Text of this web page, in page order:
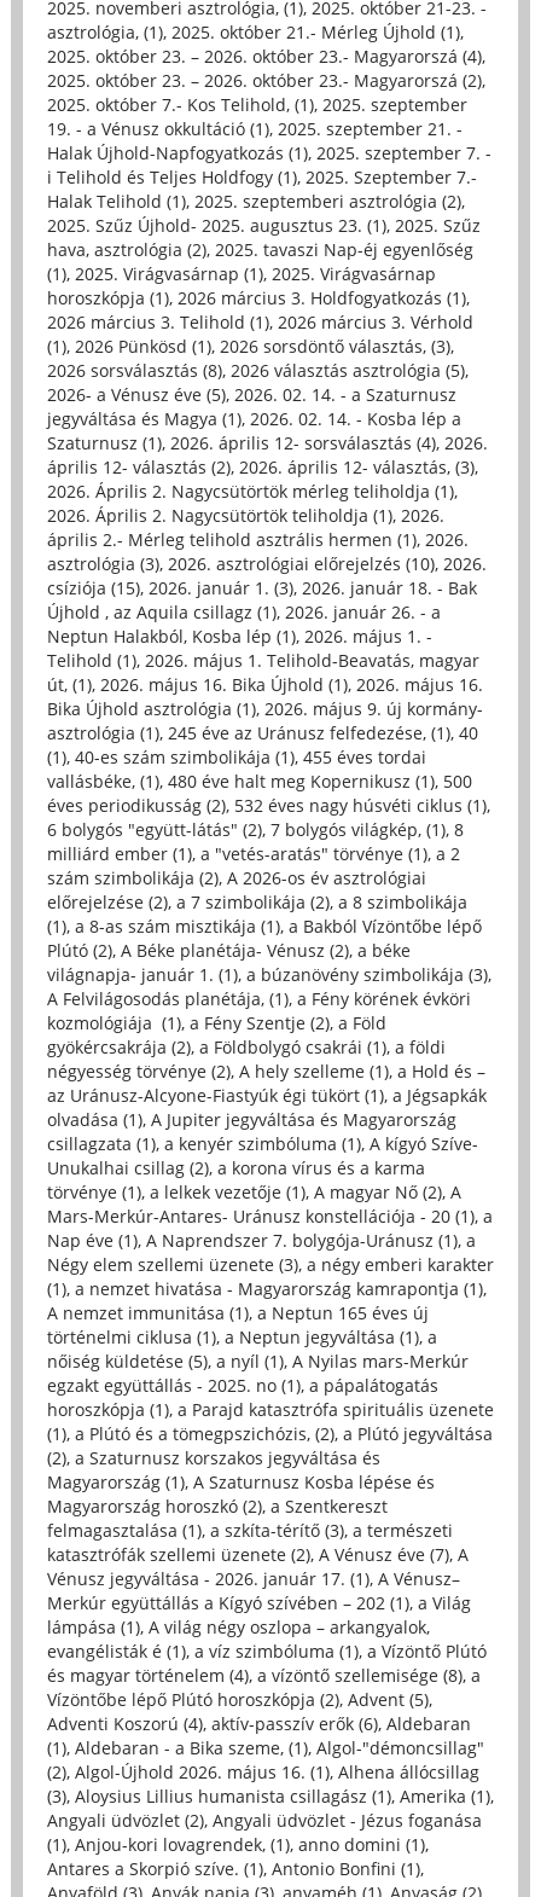
2025. novemberi asztrológia, (1), 2025. október 21-23. -
asztrológia, (1), 2025. október 21.- Mérleg Újhold (1),
2025. október 23. – 2026. október 23.- Magyarorszá (4),
2025. október 23. – 2026. október 23.- Magyarorszá (2),
2025. október 7.- Kos Telihold, (1), 2025. szeptember
19. - a Vénusz okkultáció (1), 2025. szeptember 21. -
Halak Újhold-Napfogyatkozás (1), 2025. szeptember 7. -
i Telihold és Teljes Holdfogy (1), 2025. Szeptember 7.-
Halak Telihold (1), 2025. szeptemberi asztrológia (2),
2025. Szűz Újhold- 2025. augusztus 23. (1), 2025. Szűz
hava, asztrológia (2), 2025. tavaszi Nap-éj egyenlőség
(1), 2025. Virágvasárnap (1), 2025. Virágvasárnap
horoszkópja (1), 2026 március 3. Holdfogyatkozás (1),
2026 március 3. Telihold (1), 2026 március 3. Vérhold
(1), 2026 Pünkösd (1), 2026 sorsdöntő választás, (3),
2026 sorsválasztás (8), 2026 választás asztrológia (5),
2026- a Vénusz éve (5), 2026. 02. 14. - a Szaturnusz
jegyváltása és Magya (1), 2026. 02. 14. - Kosba lép a
Szaturnusz (1), 2026. április 12- sorsválasztás (4), 2026.
április 12- választás (2), 2026. április 12- választás, (3),
2026. Április 2. Nagycsütörtök mérleg teliholdja (1),
2026. Április 2. Nagycsütörtök teliholdja (1), 2026.
április 2.- Mérleg telihold asztrális hermen (1), 2026.
asztrológia (3), 2026. asztrológiai előrejelzés (10), 2026.
csíziója (15), 2026. január 1. (3), 2026. január 18. - Bak
Újhold , az Aquila csillagz (1), 2026. január 26. - a
Neptun Halakból, Kosba lép (1), 2026. május 1. -
Telihold (1), 2026. május 1. Telihold-Beavatás, magyar
út, (1), 2026. május 16. Bika Újhold (1), 2026. május 16.
Bika Újhold asztrológia (1), 2026. május 9. új kormány-
asztrológia (1), 245 éve az Uránusz felfedezése, (1), 40
(1), 40-es szám szimbolikája (1), 455 éves tordai
vallásbéke, (1), 480 éve halt meg Kopernikusz (1), 500
éves periodikusság (2), 532 éves nagy húsvéti ciklus (1),
6 bolygós "együtt-látás" (2), 7 bolygós világkép, (1), 8
milliárd ember (1), a "vetés-aratás" törvénye (1), a 2
szám szimbolikája (2), A 2026-os év asztrológiai
előrejelzése (2), a 7 szimbolikája (2), a 8 szimbolikája
(1), a 8-as szám misztikája (1), a Bakból Vízöntőbe lépő
Plútó (2), A Béke planétája- Vénusz (2), a béke
világnapja- január 1. (1), a búzanövény szimbolikája (3),
A Felvilágosodás planétája, (1), a Fény körének évköri
kozmológiája (1), a Fény Szentje (2), a Föld
gyökércsakrája (2), a Földbolygó csakrái (1), a földi
négyesség törvénye (2), A hely szelleme (1), a Hold és –
az Uránusz-Alcyone-Fiastyúk égi tükört (1), a Jégsapkák
olvadása (1), A Jupiter jegyváltása és Magyarország
csillagzata (1), a kenyér szimbóluma (1), A kígyó Szíve-
Unukalhai csillag (2), a korona vírus és a karma
törvénye (1), a lelkek vezetője (1), A magyar Nő (2), A
Mars-Merkúr-Antares- Uránusz konstellációja - 20 (1), a
Nap éve (1), A Naprendszer 7. bolygója-Uránusz (1), a
Négy elem szellemi üzenete (3), a négy emberi karakter
(1), a nemzet hivatása - Magyarország kamrapontja (1),
A nemzet immunitása (1), a Neptun 165 éves új
történelmi ciklusa (1), a Neptun jegyváltása (1), a
nőiség küldetése (5), a nyíl (1), A Nyilas mars-Merkúr
egzakt együttállás - 2025. no (1), a pápalátogatás
horoszkópja (1), a Parajd katasztrófa spirituális üzenete
(1), a Plútó és a tömegpszichózis, (2), a Plútó jegyváltása
(2), a Szaturnusz korszakos jegyváltása és
Magyarország (1), A Szaturnusz Kosba lépése és
Magyarország horoszkó (2), a Szentkereszt
felmagasztalása (1), a szkíta-térítő (3), a természeti
katasztrófák szellemi üzenete (2), A Vénusz éve (7), A
Vénusz jegyváltása - 2026. január 17. (1), A Vénusz–
Merkúr együttállás a Kígyó szívében – 202 (1), a Világ
lámpása (1), A világ négy oszlopa – arkangyalok,
evangélisták é (1), a víz szimbóluma (1), a Vízöntő Plútó
és magyar történelem (4), a vízöntő szellemisége (8), a
Vízöntőbe lépő Plútó horoszkópja (2), Advent (5),
Adventi Koszorú (4), aktív-passzív erők (6), Aldebaran
(1), Aldebaran - a Bika szeme, (1), Algol-"démoncsillag"
(2), Algol-Újhold 2026. május 16. (1), Alhena állócsillag
(3), Aloysius Lillius humanista csillagász (1), Amerika (1),
Angyali üdvözlet (2), Angyali üdvözlet - Jézus foganása
(1), Anjou-kori lovagrendek, (1), anno domini (1),
Antares a Skorpió szíve. (1), Antonio Bonfini (1),